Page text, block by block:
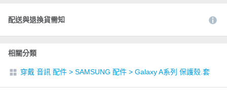
配送與退換貨需知
相關分類
穿戴 音訊 配件 > SAMSUNG 配件 > Galaxy A系列 保護殼.套